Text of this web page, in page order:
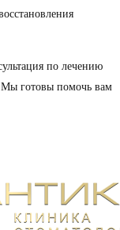
по лечению
Мы готовы помочь вам